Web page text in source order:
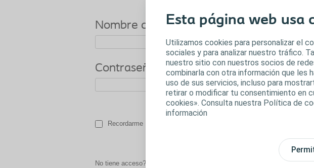
Esta página web usa
Utilizamos cookies para personalizar el
sociales y para analizar nuestro tráfico.
nuestro sitio con nuestros socios de
combinarla con otra información que les
uso de sus servicios, incluso para
retirar o modificar tu consentimiento en
cookies». Consulta nuestra Política de
información
Nombre de usuario
Contraseña
Olvidó su contraseña?
Recordarme
No tiene acceso? -